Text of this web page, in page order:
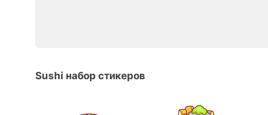
Sushi набор стикеров